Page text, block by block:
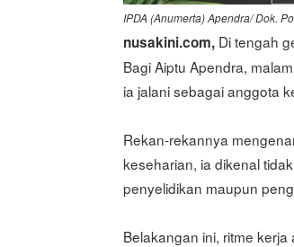
IPDA (Anumerta) Apendra/ Dok.
nusakini.com, Di tengah
Bagi Aiptu Apendra,
ia jalani sebagai anggota
Rekan-rekannya
keseharian, ia dikenal
penyelidikan maupun
Belakangan ini, ritme